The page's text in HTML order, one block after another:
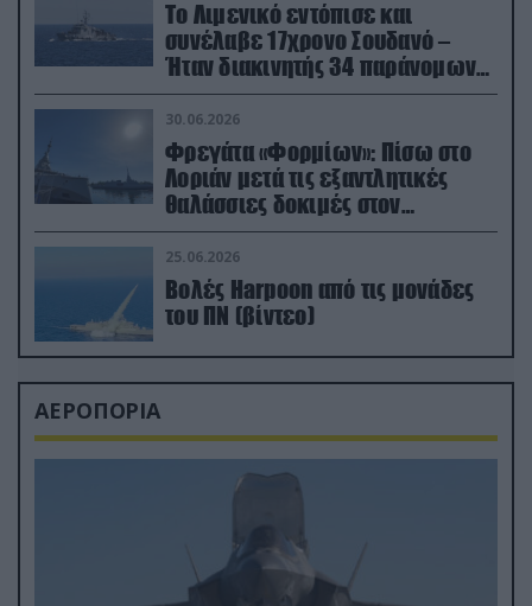
Το Λιμενικό εντόπισε και
συνέλαβε 17χρονο Σουδανό –
Ήταν διακινητής 34 παράνομων
μεταναστών
30.06.2026
Φρεγάτα «Φορμίων»: Πίσω στο
Λοριάν μετά τις εξαντλητικές
θαλάσσιες δοκιμές στον
απαιτητικό Βισκαϊκό
25.06.2026
Βολές Harpoon από τις μονάδες
του ΠΝ (βίντεο)
ΑΕΡΟΠΟΡΙΑ